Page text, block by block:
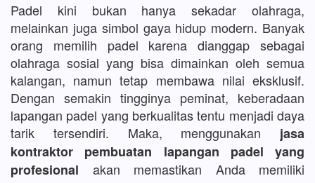
Padel kini bukan hanya sekadar olahraga,
melainkan juga simbol gaya hidup modern. Banyak
orang memilih padel karena dianggap sebagai
olahraga sosial yang bisa dimainkan oleh semua
kalangan, namun tetap membawa nilai eksklusif.
Dengan semakin tingginya peminat, keberadaan
lapangan padel yang berkualitas tentu menjadi daya
tarik tersendiri. Maka, menggunakan jasa
kontraktor pembuatan lapangan padel yang
profesional akan memastikan Anda memiliki